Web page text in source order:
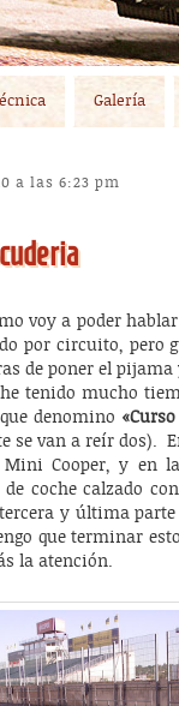
Galería
a las 6:23 pm
voy a poder
por circuito, pero
de poner el
tenido mucho
denomino
se van a reír dos).
Mini Cooper, y en
coche calzado
y última parte
que terminar
la atención.